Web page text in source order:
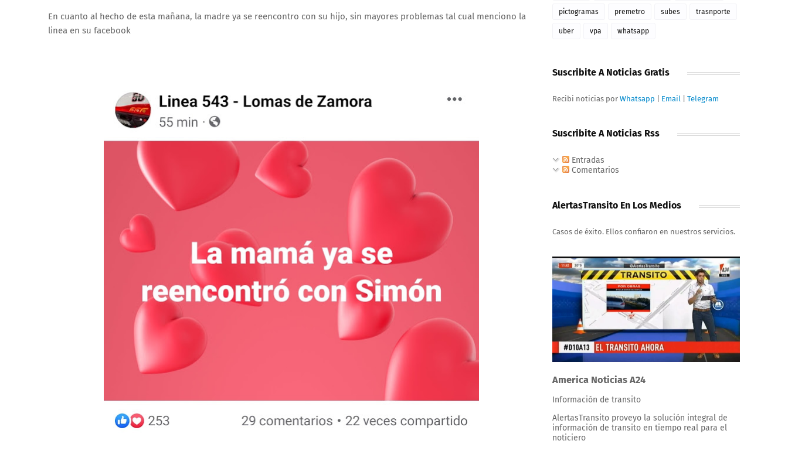
En cuanto al hecho de esta mañana, la madre ya se reencontro con su hijo, sin mayores problemas tal cual menciono la
linea en su facebook
pictogramas premetro subes trasnporte
uber vpa whatsapp
Suscribite A Noticias Gratis
Recibi noticias por Whatsapp Email Telegram
Suscribite A Noticias Rss
Entradas
Comentarios
AlertasTransito En Los Medios
Casos de éxito. Ellos confiaron en nuestros servicios.
America Noticias A24
Información de transito
AlertasTransito proveyo la solución integral de
información de transito en tiempo real para el
noticiero